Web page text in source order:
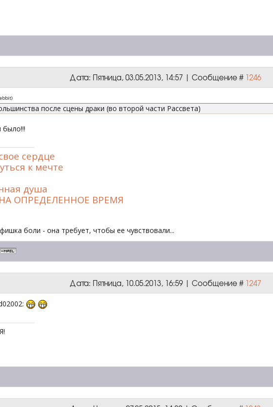
Дата: Пятница, 03.05.2013, 14:57 | Сообщение # 1246
)
после сцены драки (во второй части Рассвета)
было!!!
сердце
к мечте
душа
ОПРЕДЕЛЕННОЕ ВРЕМЯ
боли - она требует, чтобы ее чувствовали...
Дата: Пятница, 10.05.2013, 16:59 | Сообщение # 1247